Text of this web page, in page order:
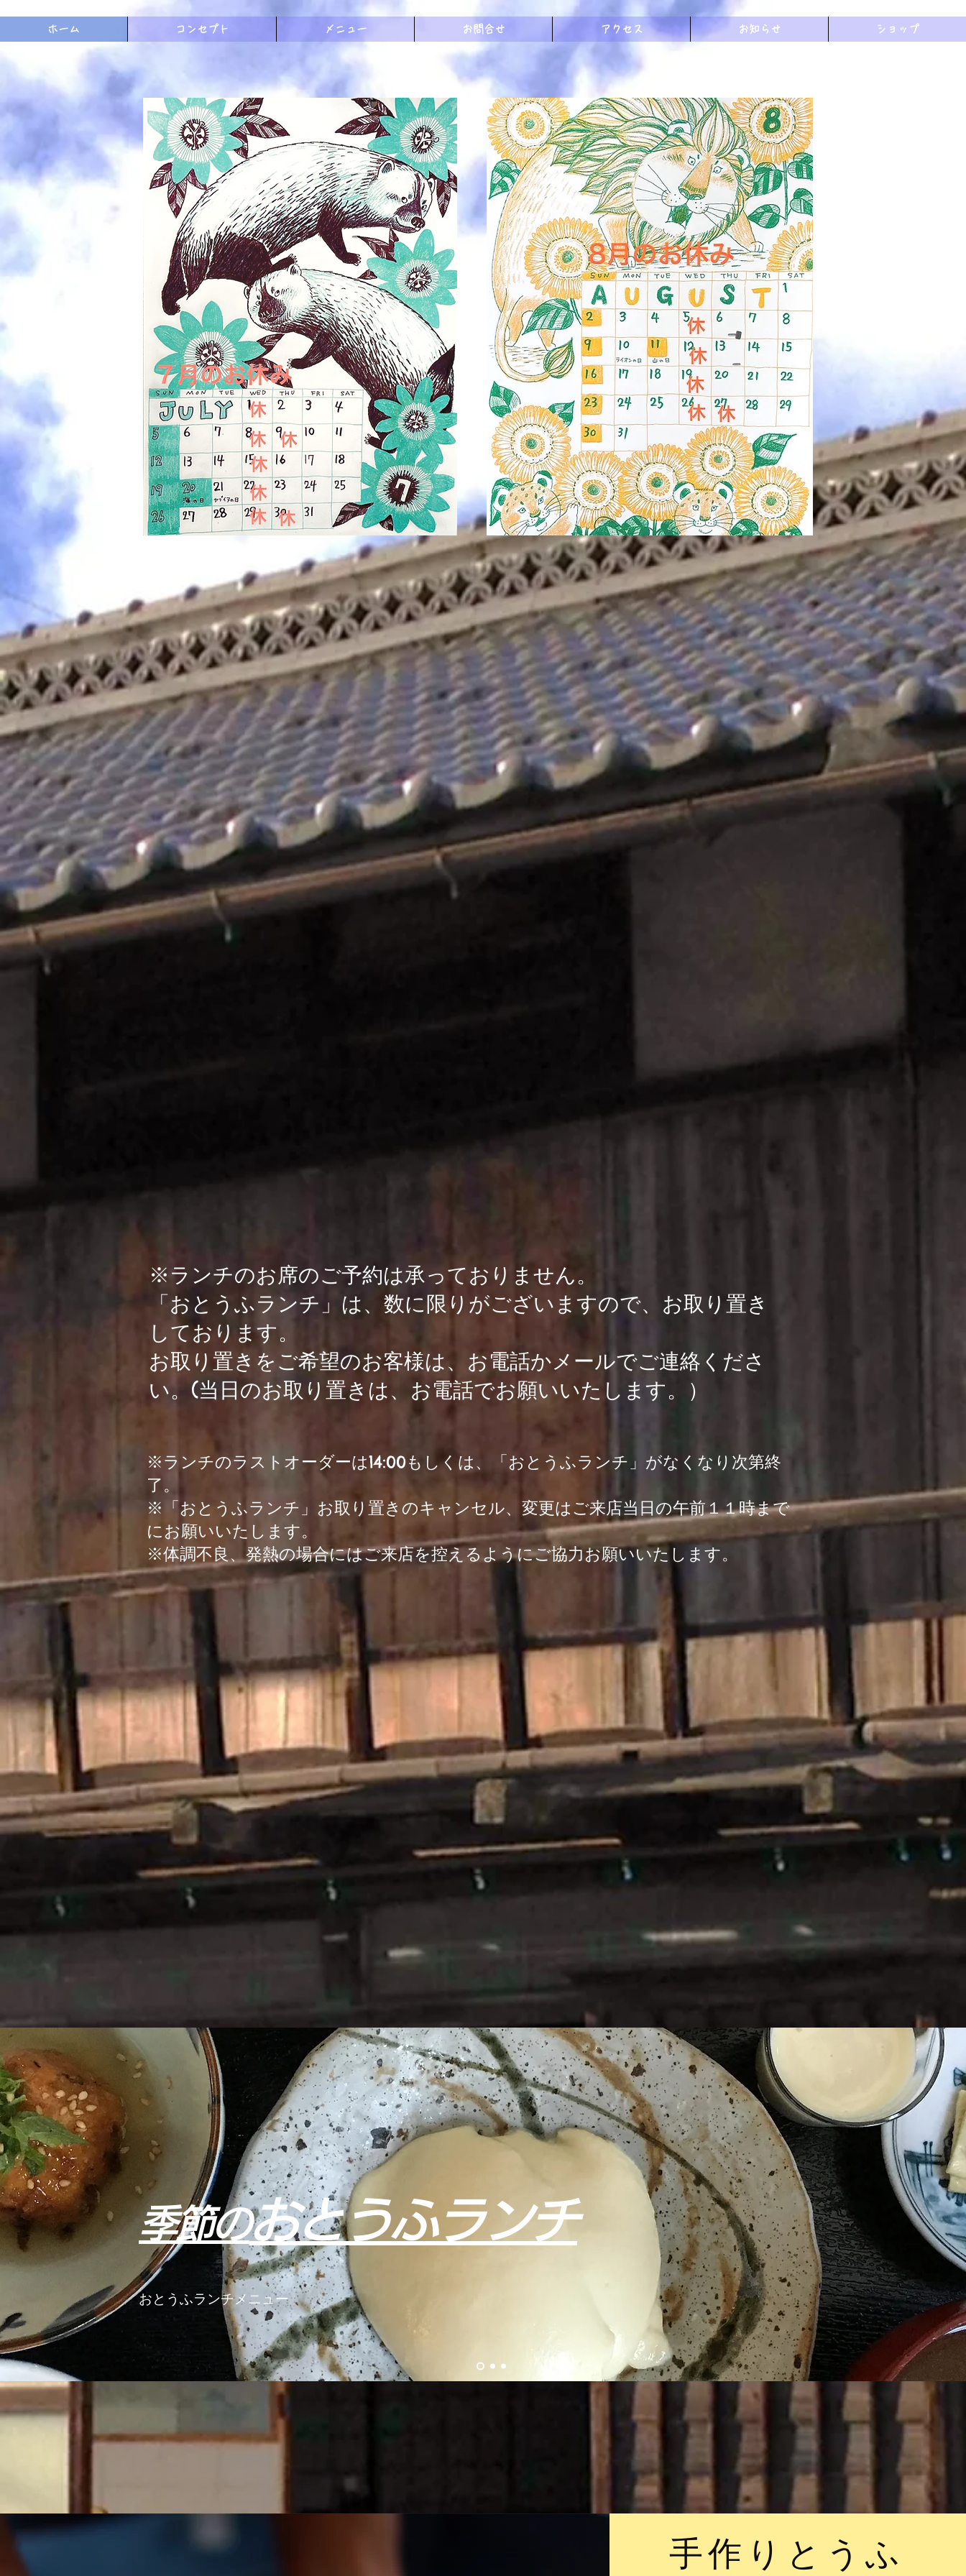
ホーム コンセプト メニュー お問合せ アクセス お知らせ ショップ
​※ランチのお席のご予約は承っておりません。
「おとうふランチ」は、数に限りがございますので、お取り置き
しております。
​お取り置きをご希望のお客様は、お電話かメールでご連絡くださ
い。(当日のお取り置きは、お電話でお願いいたします。）
※ランチのラストオーダーは14:00もしくは、「おとうふランチ」がなくなり次第終
了。
※「おとうふランチ」お取り置きのキャンセル、変更はご来店当日の午前１１時まで
にお願いいたします。
​※体調不良、発熱の場合にはご来店を控えるようにご協力お願いいたします。
季節のおとうふランチ
おとうふランチメニュー
​手作りとうふ